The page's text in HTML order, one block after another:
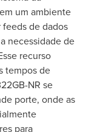
um ambiente
de dados
necessidade de
recurso
tempos de
NR se
porte, onde as
para